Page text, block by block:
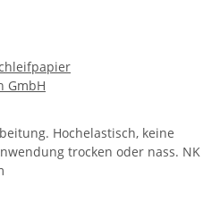
GmbH
Hochelastisch, keine
trocken oder nass. NK